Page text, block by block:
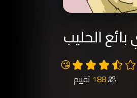
الحليب
😘
188 تقييم